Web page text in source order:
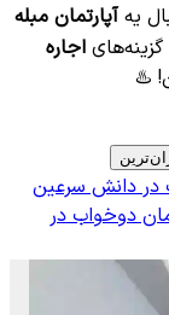
یهآپارتمان مبله
اجاره
♨️
در دانش سرعین
دوخواب در